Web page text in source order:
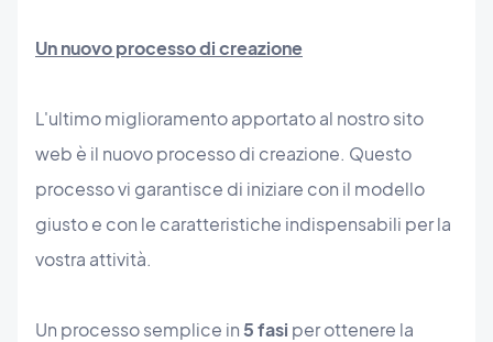
Un nuovo processo di creazione
L'ultimo miglioramento apportato al nostro sito
web è il nuovo processo di creazione. Questo
processo vi garantisce di iniziare con il modello
giusto e con le caratteristiche indispensabili per la
vostra attività.
Un processo semplice in5 fasi per ottenere la